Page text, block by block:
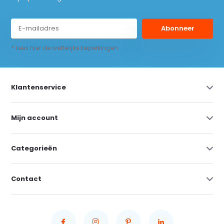
Abonneer
* Lees hier de wettelijke beperkingen
Klantenservice
Mijn account
Categorieën
Contact